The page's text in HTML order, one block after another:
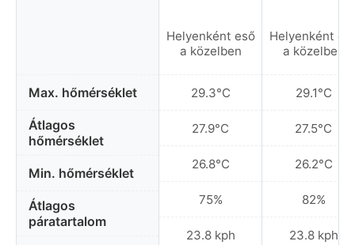
Max. hőmérséklet
Átlagos
hőmérséklet
Min. hőmérséklet
Átlagos
páratartalom
Helyenként eső
a közelben
29.3°C
27.9°C
26.8°C
75%
23.8 kph
Helyenként
a közelben
29.1°C
27.5°C
26.2°C
82%
23.8 kph